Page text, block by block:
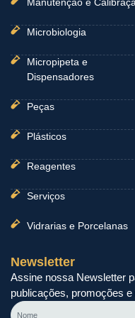
Manutenção e
Microbiologia
Micropipeta e
Dispensadores
Peças
Plásticos
Reagentes
Serviços
Vidrarias e Porcelanas
Newsletter
Assine nossa Newsletter
publicações, promoções e
Nome